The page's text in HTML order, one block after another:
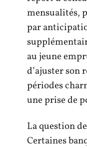
mensualités,
par
au jeune
d’ajuster son
périodes
une prise de
La question
Certaines